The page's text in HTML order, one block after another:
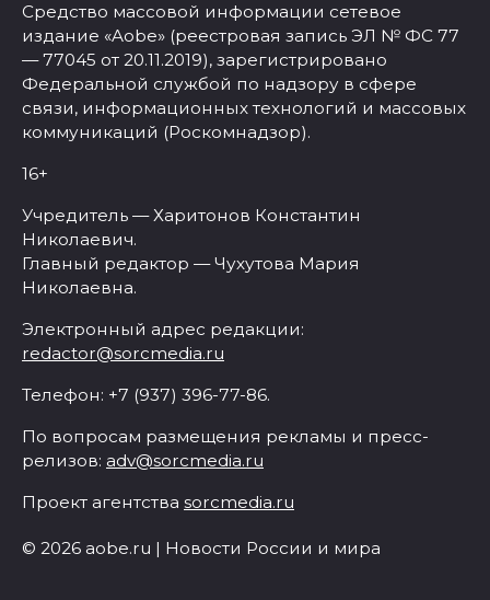
Средство массовой информации сетевое
издание «Aobe» (реестровая запись ЭЛ № ФС 77
— 77045 от 20.11.2019), зарегистрировано
Федеральной службой по надзору в сфере
связи, информационных технологий и массовых
коммуникаций (Роскомнадзор).
16+
Учредитель — Харитонов Константин
Николаевич.
Главный редактор — Чухутова Мария
Николаевна.
Электронный адрес редакции:
redactor@sorcmedia.ru
Телефон: +7 (937) 396-77-86.
По вопросам размещения рекламы и пресс-
релизов: adv@sorcmedia.ru
Проект агентства sorcmedia.ru
© 2026 aobe.ru | Новости России и мира